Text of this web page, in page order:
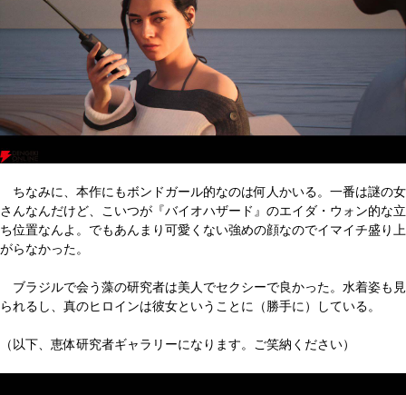
ちなみに、本作にもボンドガール的なのは何人かいる。一番は謎の女
さんなんだけど、こいつが『バイオハザード』のエイダ・ウォン的な立
ち位置なんよ。でもあんまり可愛くない強めの顔なのでイマイチ盛り上
がらなかった。
ブラジルで会う藻の研究者は美人でセクシーで良かった。水着姿も見
られるし、真のヒロインは彼女ということに（勝手に）している。
（以下、恵体研究者ギャラリーになります。ご笑納ください）